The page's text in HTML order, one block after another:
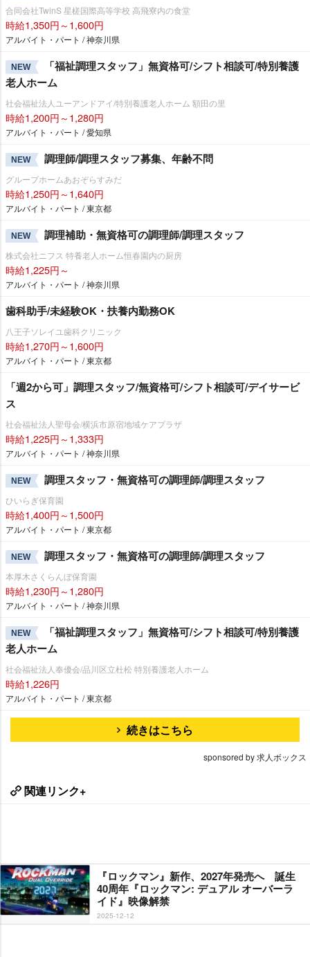
合同会社TwinS 星槎国際高等学校 高飛寮内の食堂
時給1,350円～1,600円
アルバイト・パート / 神奈川県
NEW
「福祉調理スタッフ」無資格可/シフト相談可/特別養護
老人ホーム
社会福祉法人ユーアンドアイ/特別養護老人ホーム 額田の里
時給1,200円～1,280円
アルバイト・パート / 愛知県
NEW 調理師/調理スタッフ募集、年齢不問
グループホームあおぞらすみだ
時給1,250円～1,640円
アルバイト・パート / 東京都
NEW 調理補助・無資格可の調理師/調理スタッフ
株式会社ニフス 特養老人ホーム恒春園内の厨房
時給1,225円～
アルバイト・パート / 神奈川県
歯科助手/未経験OK・扶養内勤務OK
八王子ソレイユ歯科クリニック
時給1,270円～1,600円
アルバイト・パート / 東京都
「週2から可」調理スタッフ/無資格可/シフト相談可/デイサービ
ス
社会福祉法人聖母会/横浜市原宿地域ケアプラザ
時給1,225円～1,333円
アルバイト・パート / 神奈川県
NEW 調理スタッフ・無資格可の調理師/調理スタッフ
ひいらぎ保育園
時給1,400円～1,500円
アルバイト・パート / 東京都
NEW 調理スタッフ・無資格可の調理師/調理スタッフ
本厚木さくらんぼ保育園
時給1,230円～1,280円
アルバイト・パート / 神奈川県
NEW
「福祉調理スタッフ」無資格可/シフト相談可/特別養護
老人ホーム
社会福祉法人奉優会/品川区立杜松 特別養護老人ホーム
時給1,226円
アルバイト・パート / 東京都
続きはこちら
sponsored by 求人ボックス
関連リンク+
『ロックマン』新作、2027年発売へ 誕生
40周年『ロックマン: デュアル オーバーラ
イド』映像解禁
2025-12-12